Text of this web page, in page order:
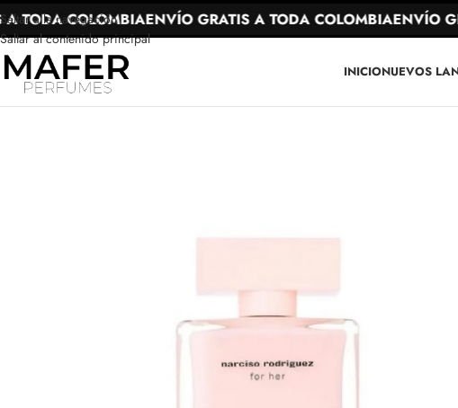
Saltar a la navegación
Saltar al contenido principal
COLOMBIAENVÍO GRATIS A TODA COLOMBIAENVÍO
INICIONUEVOS